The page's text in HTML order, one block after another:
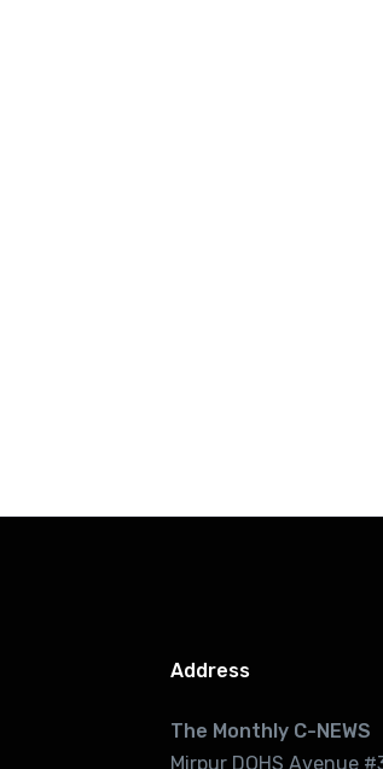
Address
The Monthly C-NEWS
Mirpur DOHS Avenue